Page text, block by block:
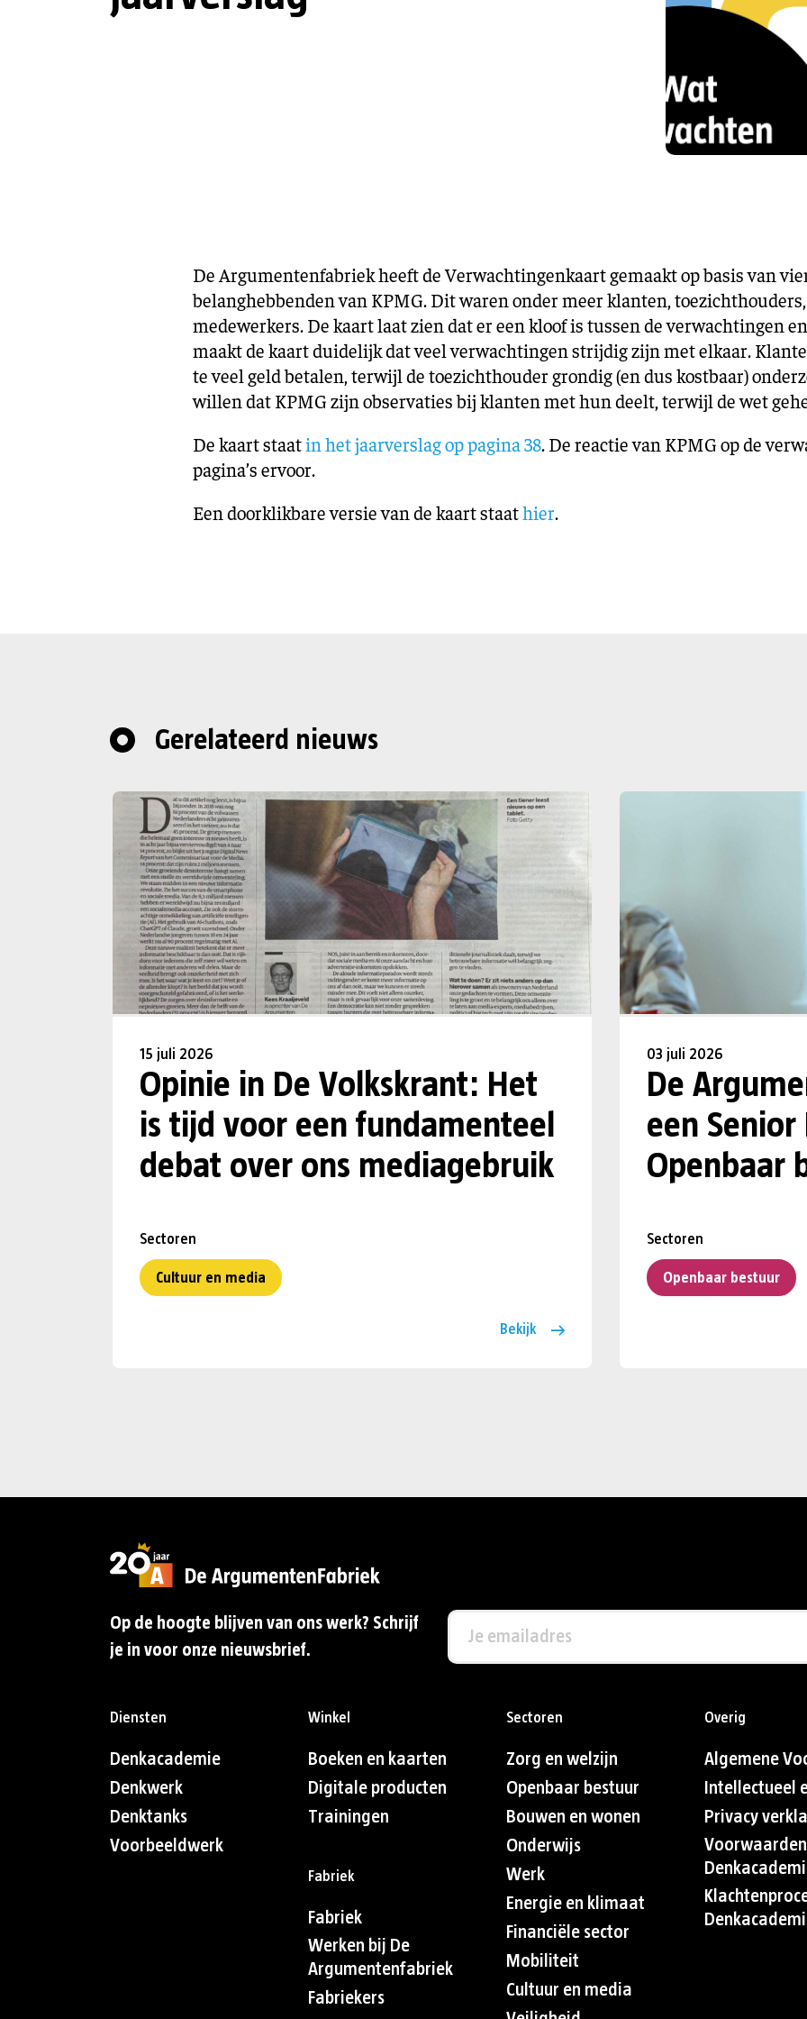
Training en
Mobiliteit
wonen
Financiële sector
De Argumentenfabriek heeft de Verwachtingenkaart gemaakt op basis van
belanghebbenden van KPMG. Dit waren onder meer klanten,
medewerkers. De kaart laat zien dat er een kloof is tussen de verwachtingen
maakt de kaart duidelijk dat veel verwachtingen strijdig zijn met elkaar.
te veel geld betalen, terwijl de toezichthouder grondig (en dus kostbaar)
willen dat KPMG zijn observaties bij klanten met hun deelt, terwijl de wet
De kaart staatin het jaarverslag op pagina 38. De reactie van KPMG op de
pagina’s ervoor.
Een doorklikbare versie van de kaart staathier.
Gerelateerd nieuws
15 juli 2026
Opinie in De Volkskrant: Het
is tijd voor een fundamenteel
debat over ons mediagebruik
Sectoren
Cultuur en media
Bekijk
03 juli 2026
De
een
Openbaar
Sectoren
Openbaar bestuur
Op de hoogte blijven van ons werk? Schrijf
je in voor onze nieuwsbrief.
Diensten
Denkacademie
Denkwerk
Denktanks
Voorbeeldwerk
Winkel
Boeken en kaarten
Digitale producten
Trainingen
Fabriek
Fabriek
Werken bij De
Argumentenfabriek
Fabriekers
Sectoren
Zorg en welzijn
Openbaar bestuur
Bouwen en wonen
Onderwijs
Werk
Energie en klimaat
Financiële sector
Mobiliteit
Cultuur en media
Overig
Algemene
Intellectueel
Privacy
Voorwaarden